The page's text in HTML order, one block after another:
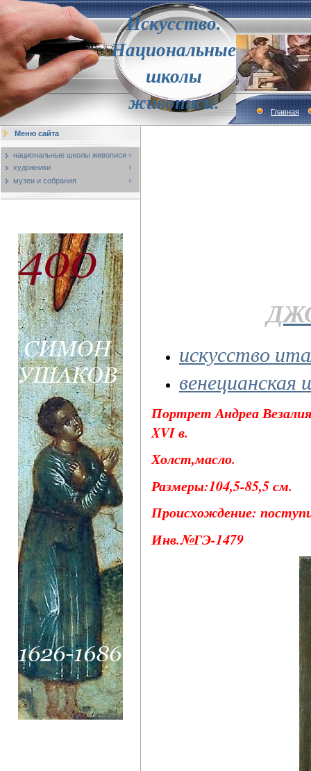
Искусство.
Национальные
школы
живописи.
Главная
Меню сайта
национальные школы живописи
художники
музеи и собрания
искусство
венецианская
Портрет Андреа
XVI в.
Холст,масло.
Размеры:104,5-85,5 см.
Происхождение:
Инв.№ГЭ-1479